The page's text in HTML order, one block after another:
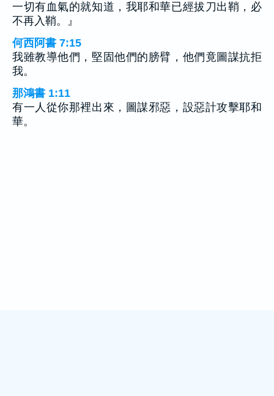
一切有血氣的就知道，我耶和華已經拔刀出鞘，必
不再入鞘。』
何西阿書 7:15
我雖教導他們，堅固他們的膀臂，他們竟圖謀抗拒
我。
那鴻書 1:11
有一人從你那裡出來，圖謀邪惡，設惡計攻擊耶和
華。